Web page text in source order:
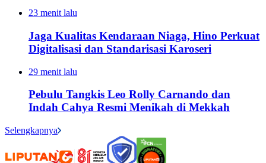
23 menit lalu
Jaga Kualitas Kendaraan Niaga, Hino Perkuat
Digitalisasi dan Standarisasi Karoseri
29 menit lalu
Pebulu Tangkis Leo Rolly Carnando dan
Indah Cahya Resmi Menikah di Mekkah
Selengkapnya